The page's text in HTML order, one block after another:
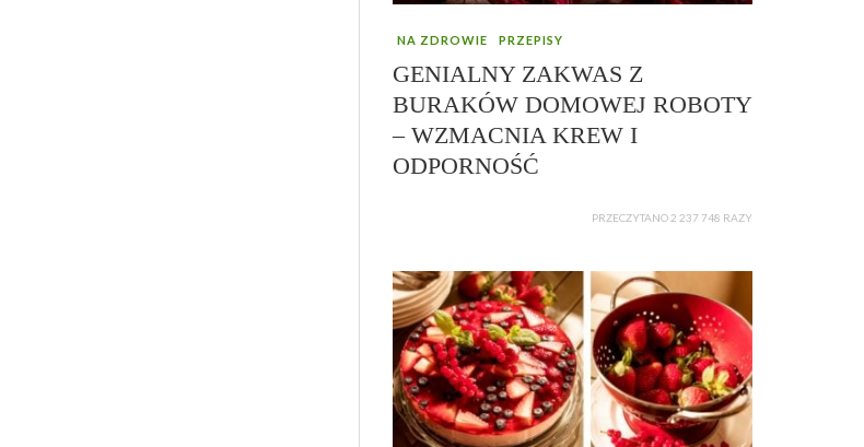
NA ZDROWIE PRZEPISY
GENIALNY ZAKWAS Z
BURAKÓW DOMOWEJ ROBOTY
– WZMACNIA KREW I
ODPORNOŚĆ
PRZECZYTANO 2 237 748 RAZY